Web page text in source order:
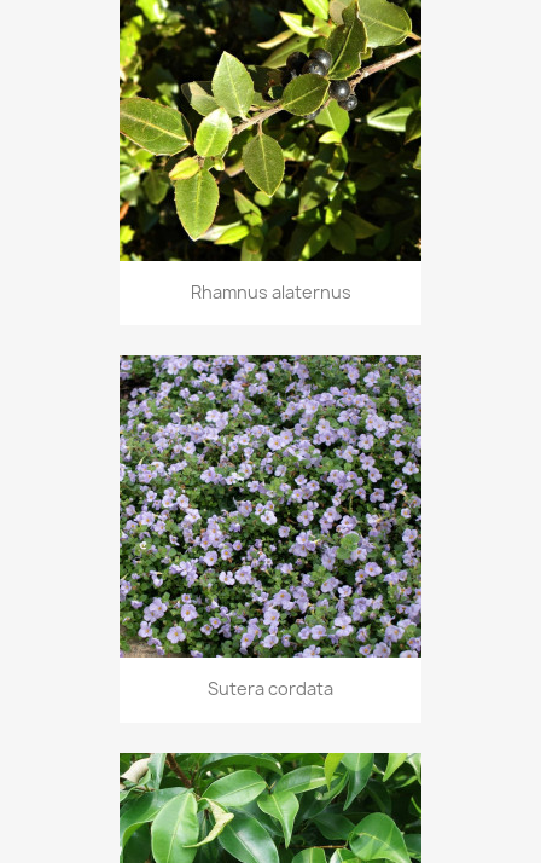
Rhamnus alaternus
Sutera cordata